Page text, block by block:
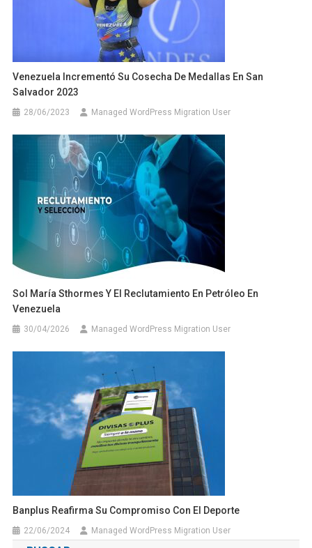
Venezuela Incrementó Su Cosecha De Medallas En San
Salvador 2023
28/06/2023 Managed WordPress Migration User
Sol María Sthormes Y El Reclutamiento En Petróleo En
Venezuela
30/04/2026 Managed WordPress Migration User
Banplus Reafirma Su Compromiso Con El Deporte
22/06/2024 Managed WordPress Migration User